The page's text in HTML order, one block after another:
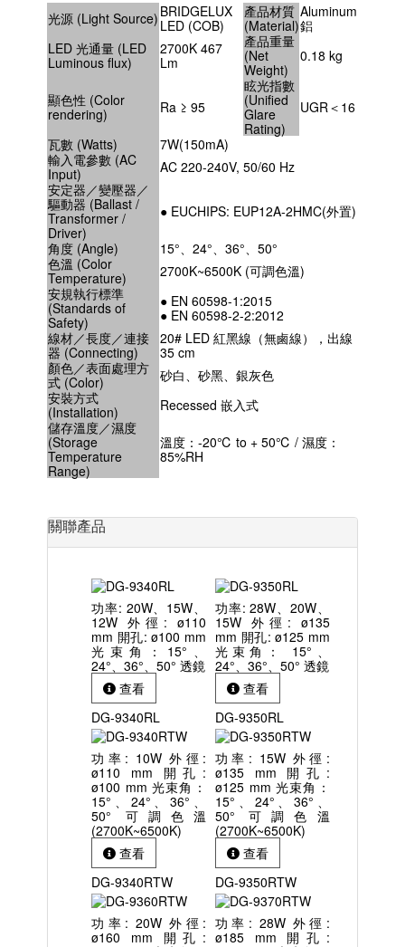
光源 (Light Source) BRIDGELUX
LED (COB)
產品材質
(Material)
Aluminum
鋁
LED 光通量 (LED
Luminous flux)
2700K 467
Lm
產品重量
(Net
Weight)
0.18 kg
顯色性 (Color
rendering)
Ra ≥ 95
眩光指數
(Unified
Glare
Rating)
UGR＜16
瓦數 (Watts)
7W(150mA)
輸入電參數 (AC
Input)
AC 220-240V, 50/60 Hz
安定器／變壓器／
驅動器 (Ballast /
Transformer /
Driver)
● EUCHIPS: EUP12A-2HMC(外置)
角度 (Angle)
15°、24°、36°、50°
色溫 (Color
Temperature)
2700K~6500K (可調色溫)
安規執行標準
(Standards of
Safety)
● EN 60598-1:2015
● EN 60598-2-2:2012
線材／長度／連接
器 (Connecting)
20# LED 紅黑線（無鹵線），出線
35 cm
顏色／表面處理方
式 (Color)
砂白、砂黑、銀灰色
安裝方式
(Installation)
Recessed 嵌入式
儲存溫度／濕度
(Storage
Temperature
Range)
溫度：-20℃ to + 50℃ / 濕度：
85%RH
關聯產品
功率: 20W、15W、
12W 外徑: ø110
mm 開孔: ø100 mm
光束角：15°、
24°、36°、50° 透鏡
查看
DG-9340RL
功率: 28W、20W、
15W 外徑: ø135
mm 開孔: ø125 mm
光束角： 15°、
24°、36°、50° 透鏡
查看
DG-9350RL
功率: 10W 外徑:
ø110 mm 開孔:
ø100 mm 光束角：
15°、24°、36°、
50° 可調色溫
(2700K~6500K)
查看
DG-9340RTW
功率: 15W 外徑:
ø135 mm 開孔:
ø125 mm 光束角：
15°、24°、36°、
50° 可調色溫
(2700K~6500K)
查看
DG-9350RTW
功率: 20W 外徑:
ø160 mm 開孔:
功率: 28W 外徑:
ø185 mm 開孔: